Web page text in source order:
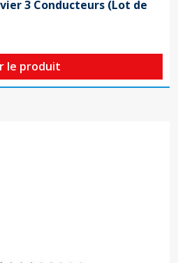
3 Conducteurs (Lot de
le produit